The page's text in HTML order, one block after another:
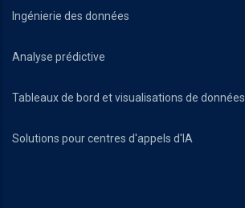
Ingénierie des données
Analyse prédictive
Tableaux de bord et visualisations de données
Solutions pour centres d'appels d'IA